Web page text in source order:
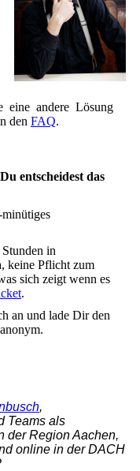
eine andere Lösung
den FAQ.
entscheidest das
in
keine Pflicht zum
sich zeigt wenn es
.
an und lade Dir den
,
Teams als
der Region Aachen,
online in der DACH